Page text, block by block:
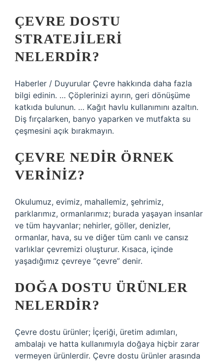
ÇEVRE DOSTU
STRATEJILERI
NELERDIR?
Haberler / Duyurular Çevre hakkında daha fazla
bilgi edinin. … Çöplerinizi ayırın, geri dönüşüme
katkıda bulunun. … Kağıt havlu kullanımını azaltın.
Diş fırçalarken, banyo yaparken ve mutfakta su
çeşmesini açık bırakmayın.
ÇEVRE NEDIR ÖRNEK
VERINIZ?
Okulumuz, evimiz, mahallemiz, şehrimiz,
parklarımız, ormanlarımız; burada yaşayan insanlar
ve tüm hayvanlar; nehirler, göller, denizler,
ormanlar, hava, su ve diğer tüm canlı ve cansız
varlıklar çevremizi oluşturur. Kısaca, içinde
yaşadığımız çevreye “çevre” denir.
DOĞA DOSTU ÜRÜNLER
NELERDIR?
Çevre dostu ürünler; İçeriği, üretim adımları,
ambalajı ve hatta kullanımıyla doğaya hiçbir zarar
vermeyen ürünlerdir. Çevre dostu ürünler arasında